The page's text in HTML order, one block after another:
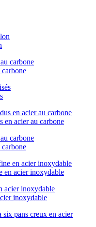
carbone
en acier au carbone
en acier inoxydable
inoxydable